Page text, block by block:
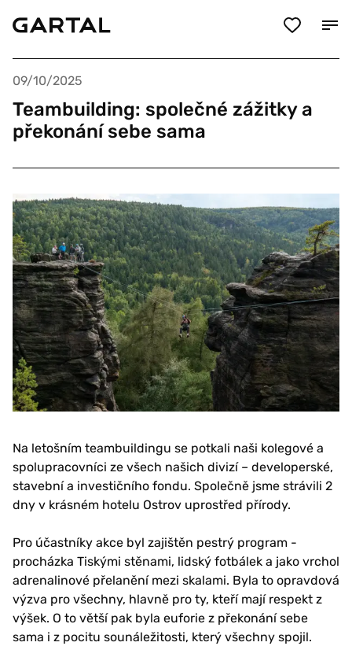
09/10/2025
Teambuilding: společné zážitky a
překonání sebe sama
Na letošním teambuildingu se potkali naši kolegové a
spolupracovníci ze všech našich divizí – developerské,
stavební a investičního fondu. Společně jsme strávili 2
dny v krásném hotelu Ostrov uprostřed přírody.
Pro účastníky akce byl zajištěn pestrý program -
procházka Tiskými stěnami, lidský fotbálek a jako vrchol
adrenalinové přelanění mezi skalami. Byla to opravdová
výzva pro všechny, hlavně pro ty, kteří mají respekt z
výšek. O to větší pak byla euforie z překonání sebe
sama i z pocitu sounáležitosti, který všechny spojil.